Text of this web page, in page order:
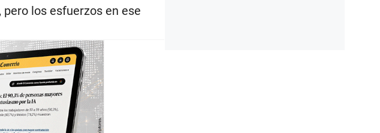
los esfuerzos en ese